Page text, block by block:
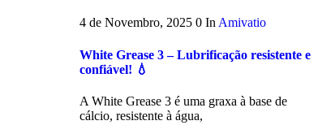
4 de Novembro, 2025 0 In Amivatio
White Grease 3 – Lubrificação resistente e
confiável! 💧
A White Grease 3 é uma graxa à base de
cálcio, resistente à água,